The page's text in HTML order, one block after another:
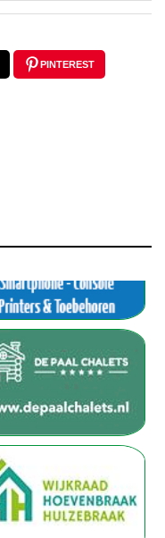
PINTEREST